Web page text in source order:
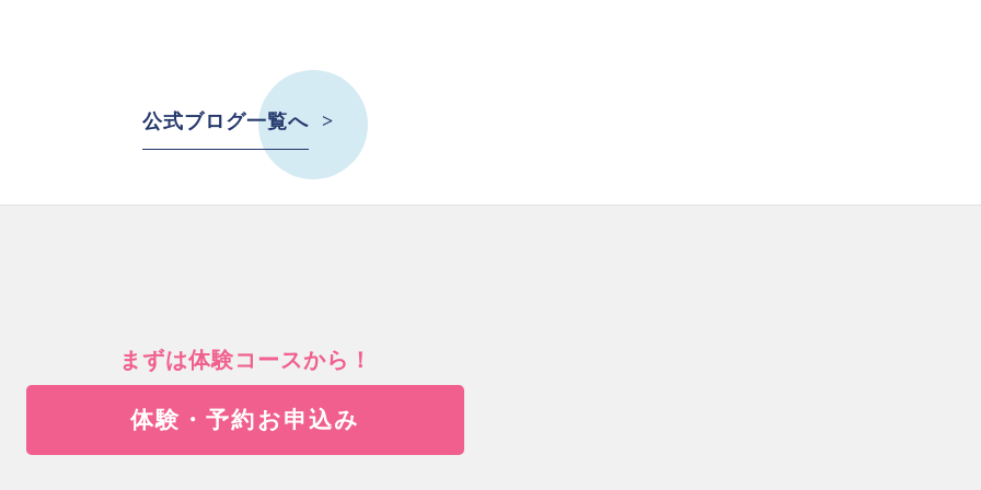
公式ブログ一覧へ
まずは体験コースから！
体験・予約お申込み